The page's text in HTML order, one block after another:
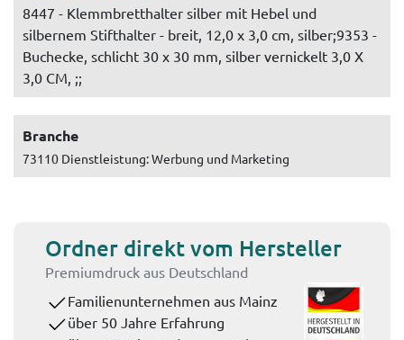
8447 - Klemmbretthalter silber mit Hebel und
silbernem Stifthalter - breit, 12,0 x 3,0 cm, silber;9353 -
Buchecke, schlicht 30 x 30 mm, silber vernickelt 3,0 X
3,0 CM, ;;
Branche
73110 Dienstleistung: Werbung und Marketing
Ordner direkt vom Hersteller
Premiumdruck aus Deutschland
Familienunternehmen aus Mainz
über 50 Jahre Erfahrung